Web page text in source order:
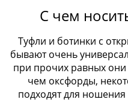
#ЧЕЛСИС чем
Туфли и ботинки с
бывают очень
при прочих равных
чем оксфорды,
подходят для